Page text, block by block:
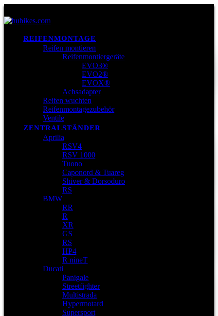
REIFENMONTAGE
Reifen montieren
Reifenmontiergeräte
EVO3®
EVO2®
EVOX®
Achsadapter
Reifen wuchten
Reifenmontagezubehör
Ventile
ZENTRALSTÄNDER
Aprilia
RSV4
RSV 1000
Tuono
Caponord & Tuareg
Shiver & Dorsoduro
RS
BMW
RR
R
XR
GS
RS
HP4
R nineT
Ducati
Panigale
Streetfighter
Multistrada
Hypermotard
Supersport